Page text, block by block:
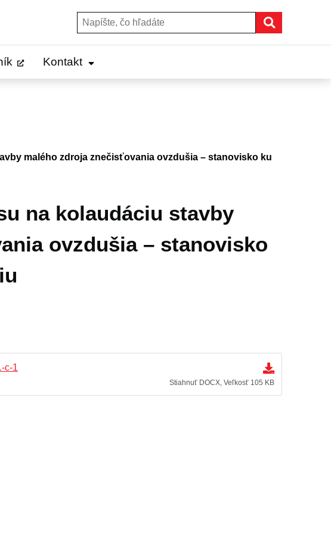
Hľadať:
Kontakt
malého zdroja znečisťovania ovzdušia – stanovisko ku
na kolaudáciu stavby
ovzdušia – stanovisko
c-1
Stiahnuť DOCX, Veľkosť 105 KB